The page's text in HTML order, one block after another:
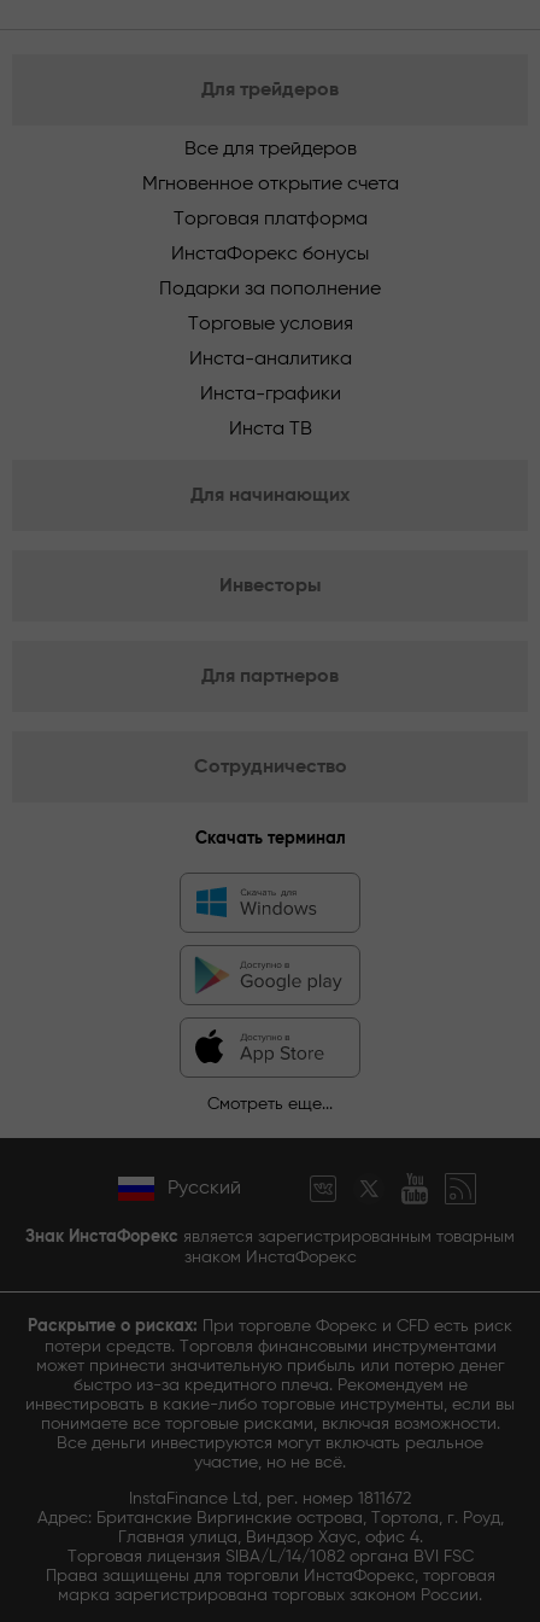
Для трейдеров
Все для трейдеров
Мгновенное открытие счета
Торговая платформа
ИнстаФорекс бонусы
Подарки за пополнение
Торговые условия
Инста-аналитика
Инста-графики
Инста ТВ
Для начинающих
Инвесторы
Для партнеров
Сотрудничество
Скачать терминал
Смотреть еще...
Русский
Знак ИнстаФорекс является зарегистрированным товарным
знаком ИнстаФорекс
Раскрытие о рисках: При торговле Форекс и CFD есть риск
потери средств. Торговля финансовыми инструментами
может принести значительную прибыль или потерю денег
быстро из-за кредитного плеча. Рекомендуем не
инвестировать в какие-либо торговые инструменты, если вы
понимаете все торговые рисками, включая возможности.
Все деньги инвестируются могут включать реальное
участие, но не всё.
InstaFinance Ltd, рег. номер 1811672
Адрес: Британские Виргинские острова, Тортола, г. Роуд,
Главная улица, Виндзор Хаус, офис 4.
Торговая лицензия SIBA/L/14/1082 органа BVI FSC
Права защищены для торговли ИнстаФорекс, торговая
марка зарегистрирована торговых законом России.